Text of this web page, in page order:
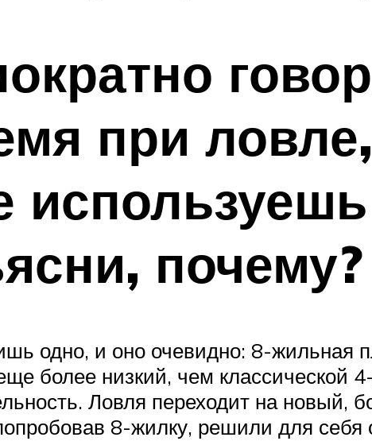
при
почему?
одно, и оно очевидно: 8-жильная
более низкий, чем классической
Ловля переходит на новый,
8-жилку, решили для себя